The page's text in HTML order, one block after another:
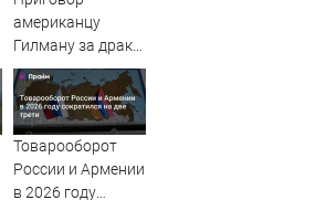
американцу
Гилману за драки
в воронежском
СИЗО
потребовали
ужесточить -
Новости на
Вести.ru
Товарооборот
России и Армении
в 2026 году